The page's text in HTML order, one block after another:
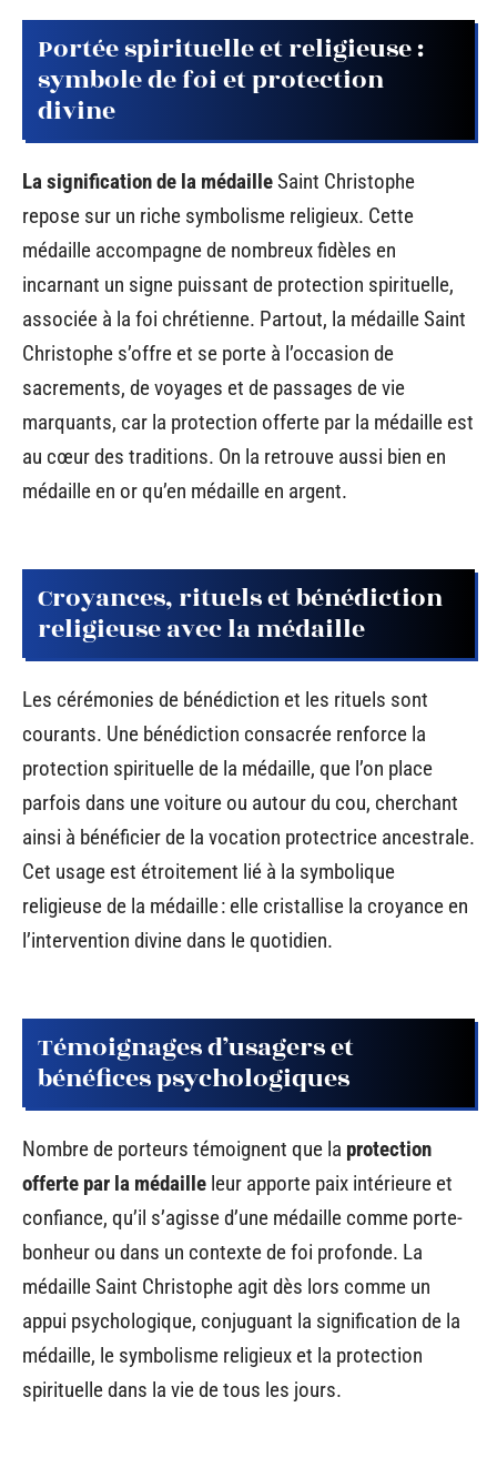
Portée spirituelle et religieuse :
symbole de foi et protection
divine
La signification de la médailleSaint Christophe
repose sur un riche symbolisme religieux. Cette
médaille accompagne de nombreux fidèles en
incarnant un signe puissant de protection spirituelle,
associée à la foi chrétienne. Partout, la médaille Saint
Christophe s’offre et se porte à l’occasion de
sacrements, de voyages et de passages de vie
marquants, car la protection offerte par la médaille est
au cœur des traditions. On la retrouve aussi bien en
médaille en or qu’en médaille en argent.
Croyances, rituels et bénédiction
religieuse avec la médaille
Les cérémonies de bénédiction et les rituels sont
courants. Une bénédiction consacrée renforce la
protection spirituelle de la médaille, que l’on place
parfois dans une voiture ou autour du cou, cherchant
ainsi à bénéficier de la vocation protectrice ancestrale.
Cet usage est étroitement lié à la symbolique
religieuse de la médaille : elle cristallise la croyance en
l’intervention divine dans le quotidien.
Témoignages d’usagers et
bénéfices psychologiques
Nombre de porteurs témoignent que la protection
offerte par la médaille leur apporte paix intérieure et
confiance, qu’il s’agisse d’une médaille comme porte-
bonheur ou dans un contexte de foi profonde. La
médaille Saint Christophe agit dès lors comme un
appui psychologique, conjuguant la signification de la
médaille, le symbolisme religieux et la protection
spirituelle dans la vie de tous les jours.